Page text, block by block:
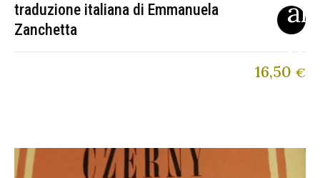
traduzione italiana di Emmanuela
Zanchetta
16,50 €